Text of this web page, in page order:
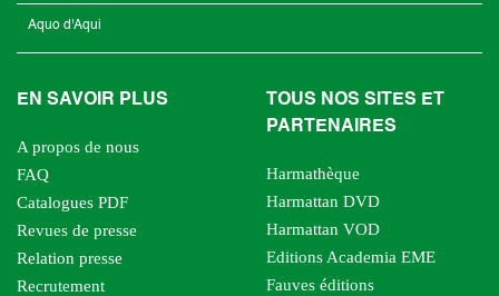
Aquo d'Aqui
EN SAVOIR PLUS
A propos de nous
FAQ
Catalogues PDF
Revues de presse
Relation presse
Recrutement
TOUS NOS SITES ET
PARTENAIRES
Harmathèque
Harmattan DVD
Harmattan VOD
Editions Academia EME
Fauves éditions